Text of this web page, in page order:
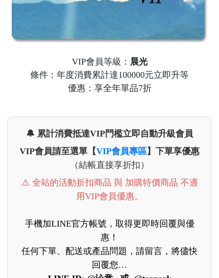
VIP會員等級： 晨光
條件：年度消費累計達100000元立即升等
優惠：享全年單品7折
🔔 累計消費抵達VIP門檻立即自動升級會員
VIP會員請至選單【VIP會員專區】下單享優惠
（結帳直接享折扣）
⚠️ 全站的活動折扣商品 與 加購特價商品 不適
用VIP會員優惠。
手機加LINE官方帳號，取得更即時回覆與優
惠！
任何下單、配送或產品問題，請留言，將儘快
回覆您…